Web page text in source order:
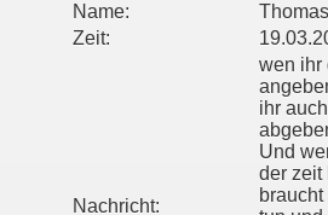
Name:
Zeit:
Nachricht:
wen ihr
ihr
Und
der zeit